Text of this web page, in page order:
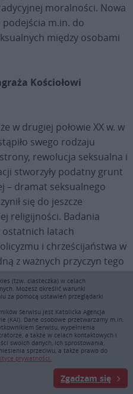
moralności. Nowa
podejścia m.in. do
między osobami
Kościołowi
w drugiej połowie XX w. w
swego rodzaju
rewolucja seksualna i
stworzyły podatny grunt
– dramat seksualnego
się do jeszcze
religijności. Badania
latach
i chrześcijaństwa w
z ważnych przyczyn tego
skandal
pierwsze diagnozy
zostało dobrze
lat osiemdziesiątych
(tzw. ciasteczka) w celach
Możesz określić warunki
za pomocą ustawień przeglądarki
Serwisu jest Katolicka Agencja
(KAI). Dane osobowe przetwarzamy m.in.
Serwisu, wypełnienia
a także w celach kontaktowych i
swoich danych, ich sprostowania,
sprzeciwu, a także prawo do
prywatności.
Zgadzam się